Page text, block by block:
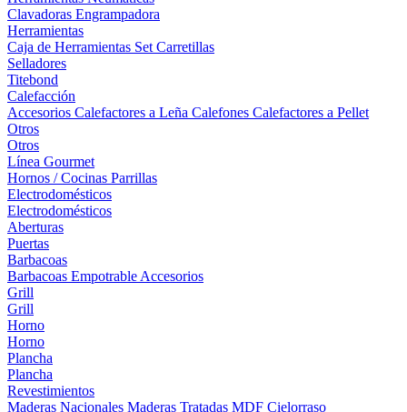
Clavadoras Engrampadora
Herramientas
Caja de Herramientas Set Carretillas
Selladores
Titebond
Calefacción
Accesorios Calefactores a Leña Calefones Calefactores a Pellet
Otros
Otros
Línea Gourmet
Hornos / Cocinas Parrillas
Electrodomésticos
Electrodomésticos
Aberturas
Puertas
Barbacoas
Barbacoas Empotrable Accesorios
Grill
Grill
Horno
Horno
Plancha
Plancha
Revestimientos
Maderas Nacionales Maderas Tratadas MDF Cielorraso